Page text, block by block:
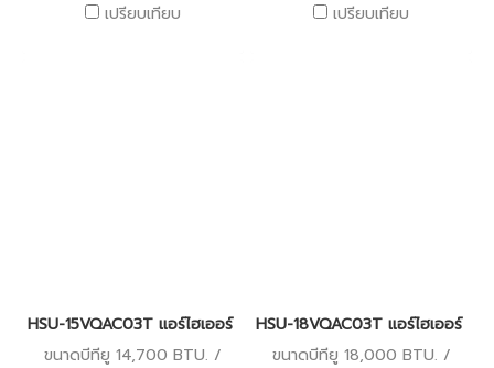
เปรียบเทียบ
เปรียบเทียบ
HSU-15VQAC03T แอร์ไฮเออร์ อินเวอร์เตอร์ น้ำยา R-32 14,700
ขนาดบีทียู 14,700 BTU. /
HSU-18VQAC03T แอร์ไฮเออร์
ขนาดบีทียู 18,000 BTU. /